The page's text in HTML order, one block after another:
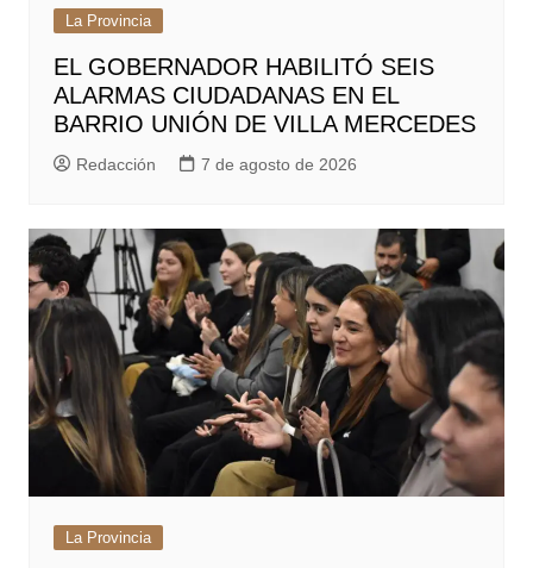
La Provincia
EL GOBERNADOR HABILITÓ SEIS
ALARMAS CIUDADANAS EN EL
BARRIO UNIÓN DE VILLA MERCEDES
Redacción 7 de agosto de 2026
La Provincia